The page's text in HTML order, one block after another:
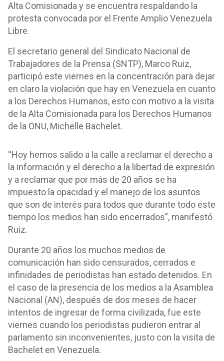
Alta Comisionada y se encuentra respaldando la
protesta convocada por el Frente Amplio Venezuela
Libre.
El secretario general del Sindicato Nacional de
Trabajadores de la Prensa (SNTP), Marco Ruiz,
participó este viernes en la concentración para dejar
en claro la violación que hay en Venezuela en cuanto
a los Derechos Humanos, esto con motivo a la visita
de la Alta Comisionada para los Derechos Humanos
de la ONU, Michelle Bachelet.
“Hoy hemos salido a la calle a reclamar el derecho a
la información y el derecho a la libertad de expresión
y a reclamar que por más de 20 años se ha
impuesto la opacidad y el manejo de los asuntos
que son de interés para todos que durante todo este
tiempo los medios han sido encerrados”, manifestó
Ruiz.
Durante 20 años los muchos medios de
comunicación han sido censurados, cerrados e
infinidades de periodistas han estado detenidos. En
el caso de la presencia de los medios a la Asamblea
Nacional (AN), después de dos meses de hacer
intentos de ingresar de forma civilizada, fue este
viernes cuando los periodistas pudieron entrar al
parlamento sin inconvenientes, justo con la visita de
Bachelet en Venezuela.